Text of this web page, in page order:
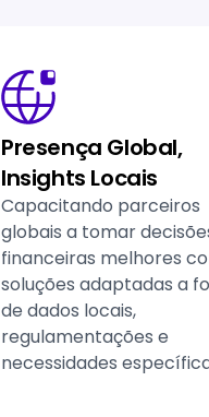
Presença Global,
Insights Locais
Capacitando parceiros
globais a tomar
financeiras melhores
soluções adaptadas a
de dados locais,
regulamentações e
necessidades